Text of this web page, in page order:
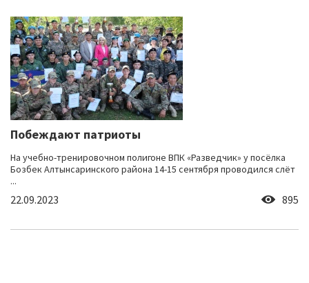
Побеждают патриоты
На учебно-тренировочном полигоне ВПК «Разведчик» у посёлка
Бозбек Алтынсаринского района 14-15 сентября проводился слёт
...
22.09.2023 895